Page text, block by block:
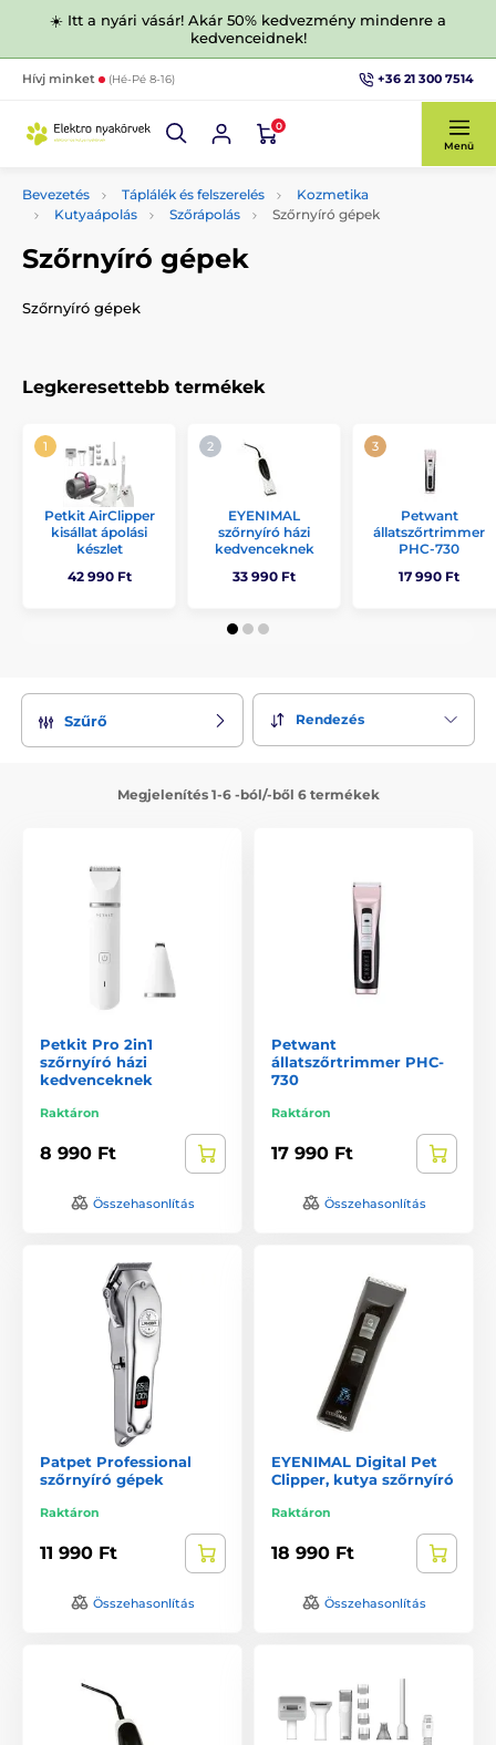
☀️ Itt a nyári vásár! Akár 50% kedvezmény mindenre a
kedvenceidnek!
Hívj minket (Hé-Pé 8-16) +36 21 300 7514
0
Menü
Bevezetés Táplálék és felszerelés
Kozmetika
Kutyaápolás
Szőrápolás Szőrnyíró gépek
Szőrnyíró gépek
Szőrnyíró gépek
Legkeresettebb termékek
Petkit AirClipper
kisállat ápolási
készlet
42 990 Ft
EYENIMAL
szőrnyíró házi
kedvenceknek
33 990 Ft
Petwant
állatszőrtrimmer
PHC-730
17 990 Ft
Szűrő Rendezés
Megjelenítés 1-6 -ból/-ből 6 termékek
Petkit Pro 2in1
szőrnyíró házi
kedvenceknek
Raktáron
8 990 Ft
Összehasonlítás
Petwant
állatszőrtrimmer PHC-
730
Raktáron
17 990 Ft
Összehasonlítás
Patpet Professional
szőrnyíró gépek
Raktáron
11 990 Ft
Összehasonlítás
EYENIMAL Digital Pet
Clipper, kutya szőrnyíró
Raktáron
18 990 Ft
Összehasonlítás